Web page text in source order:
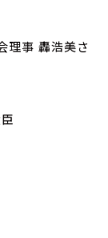
理事 轟浩美さ